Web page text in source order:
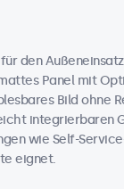
den
Panel mit
Bild ohne
integrierbaren
wie Self-
eignet.